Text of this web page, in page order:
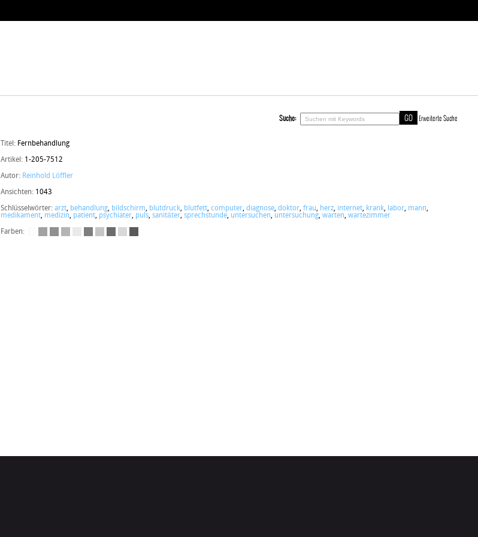
Suche: Erweiterte Suche
Titel: Fernbehandlung
Artikel: 1-205-7512
Autor: Reinhold Löffler
Ansichten: 1043
Schlüsselwörter: arzt, behandlung, bildschirm, blutdruck, blutfett, computer, diagnose, doktor, frau, herz, internet, krank, labor, mann,
medikament, medizin, patient, psychiater, puls, sanitäter, sprechstunde, untersuchen, untersuchung, warten, wartezimmer
Farben: